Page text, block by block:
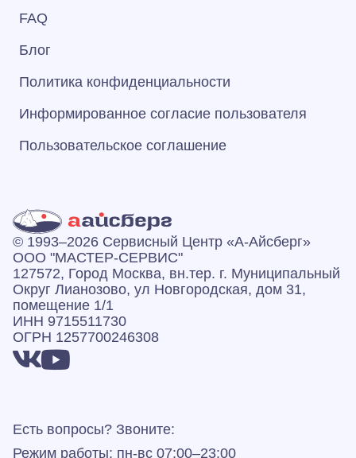
FAQ
Блог
Политика конфиденциальности
Информированное согласие пользователя
Пользовательское соглашение
© 1993–2026 Сервисный Центр «А‑Айсберг»
ООО "МАСТЕР-СЕРВИС"
127572, Город Москва, вн.тер. г. Муниципальный
Округ Лианозово, ул Новгородская, дом 31,
помещение 1/1
ИНН 9715511730
ОГРН 1257700246308
Есть вопросы? Звоните:
Режим работы: пн-вс 07:00–23:00